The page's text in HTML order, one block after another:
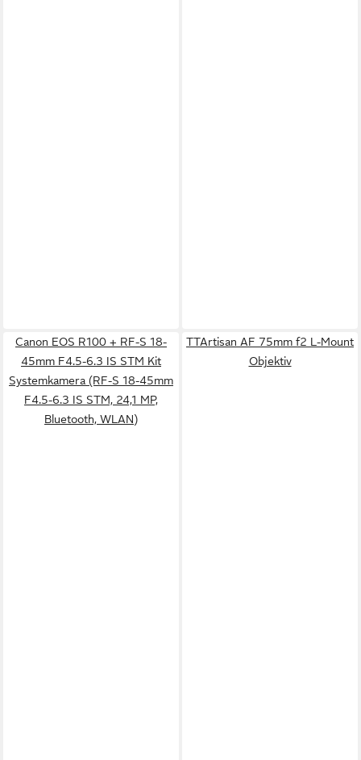
Canon EOS R100 + RF-S 18-
45mm F4.5-6.3 IS STM Kit
Systemkamera (RF-S 18-45mm
F4.5-6.3 IS STM, 24,1 MP,
Bluetooth, WLAN)
TTArtisan AF 75mm f2 L-Mount
Objektiv